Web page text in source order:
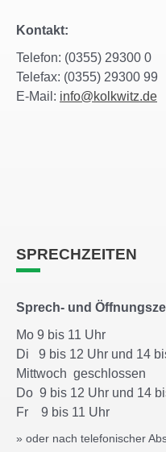
Kontakt:
Telefon: (0355) 29300 0
Telefax: (0355) 29300 99
E-Mail: info@kolkwitz.de
SPRECHZEITEN
Sprech- und
Mo 9 bis 11 Uhr
Di 9 bis 12 Uhr und
Mittwoch geschlossen
Do 9 bis 12 Uhr und
Fr 9 bis 11 Uhr
» oder nach telefonischer